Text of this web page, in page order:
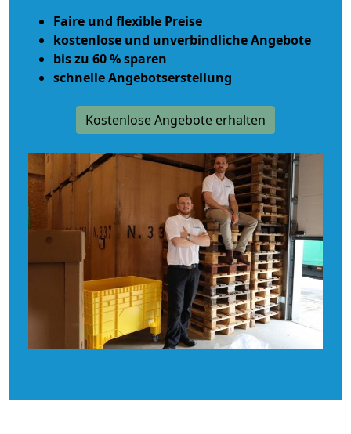
Faire und flexible Preise
kostenlose und unverbindliche Angebote
bis zu 60 % sparen
schnelle Angebotserstellung
Kostenlose Angebote erhalten